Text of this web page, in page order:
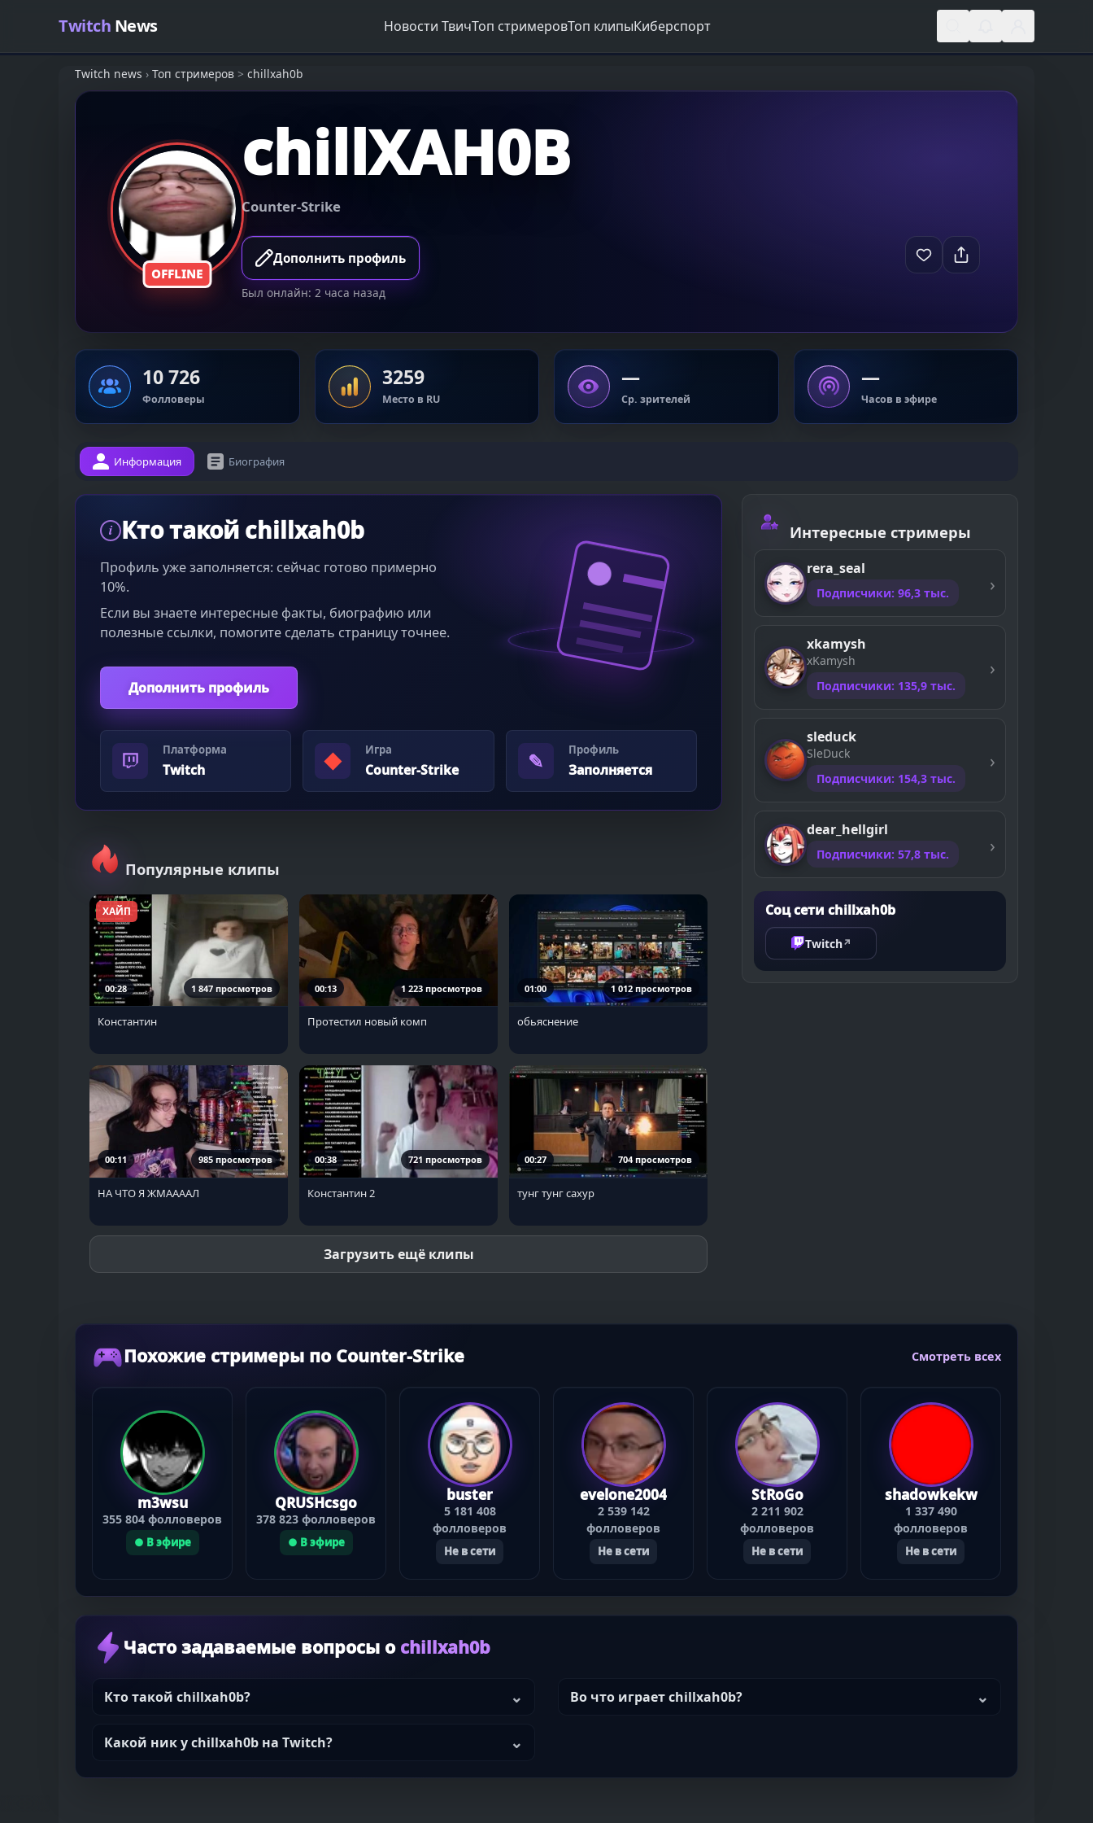
Twitch News Новости ТвичТоп стримеровТоп клипыКиберспорт
Twitch news › Топ стримеров > chillxah0b
OFFLINE
chillXAH0B
Counter-Strike
Дополнить профиль
Был онлайн: 2 часа назад
10 726
Фолловеры
3259
Место в RU
—
Ср. зрителей
—
Часов в эфире
Информация Биография
i Кто такой chillxah0b
Профиль уже заполняется: сейчас готово примерно
10%.
Если вы знаете интересные факты, биографию или
полезные ссылки, помогите сделать страницу точнее.
Дополнить профиль
Платформа
Twitch ◆ Игра
Counter-Strike ✎ Профиль
Заполняется
Популярные клипы
ХАЙП
00:28 1 847 просмотров
Константин
00:13 1 223 просмотров
Протестил новый комп
01:00 1 012 просмотров
обьяснение
00:11 985 просмотров
НА ЧТО Я ЖМААААЛ
00:38 721 просмотров
Константин 2
00:27 704 просмотров
тунг тунг сахур
Загрузить ещё клипы
Интересные стримеры
rera_seal
Подписчики: 96,3 тыс.
xkamysh
xKamysh
Подписчики: 135,9 тыс.
sleduck
SleDuck
Подписчики: 154,3 тыс.
dear_hellgirl
Подписчики: 57,8 тыс.
Соц сети chillxah0b
Twitch↗
Похожие стримеры по Counter-Strike Смотреть всех
m3wsu
355 804 фолловеров
● В эфире
QRUSHcsgo
378 823 фолловеров
● В эфире
buster
5 181 408
фолловеров
Не в сети
evelone2004
2 539 142
фолловеров
Не в сети
StRoGo
2 211 902
фолловеров
Не в сети
shadowkekw
1 337 490
фолловеров
Не в сети
Часто задаваемые вопросы о chillxah0b
Кто такой chillxah0b? Во что играет chillxah0b?
Какой ник у chillxah0b на Twitch?